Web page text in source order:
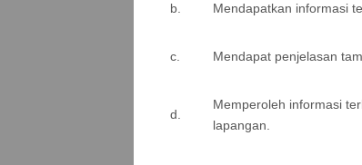
b. Mendapatkan informasi
c. Mendapat penjelasan
d.
Memperoleh informasi
lapangan.